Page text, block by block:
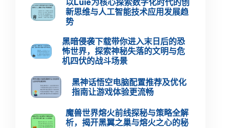
以Luie为核心探索数字化时代的创
新思维与人工智能技术应用发展趋
势
黑暗侵袭下载带你进入末日后的恐
怖世界，探索神秘失落的文明与危
机四伏的战斗场景
黑神话悟空电脑配置推荐及优化
指南让游戏体验更流畅
魔兽世界熔火前线探秘与策略全解
析，揭开黑翼之巢与熔火之心的秘